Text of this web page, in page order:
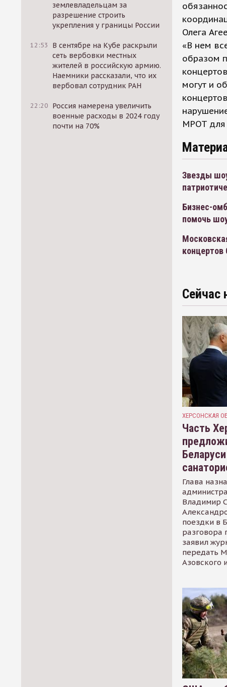
землевладельцам за
разрешение строить
укрепления у границы России
12:53
В сентябре на Кубе раскрыли
сеть вербовки местных
жителей в российскую армию.
Наемники рассказали, что их
вербовал сотрудник РАН
22:20 Россия намерена увеличить
военные расходы в 2024 году
почти на 70%
Олега
«В нем
образом
могут и
МРОТ для
Звезды
Бизнес-
помочь
Сейчас
ХЕРСОНСКАЯ
Часть
Глава
Владимир
поездки в
разговора
заявил
передать
Азовского